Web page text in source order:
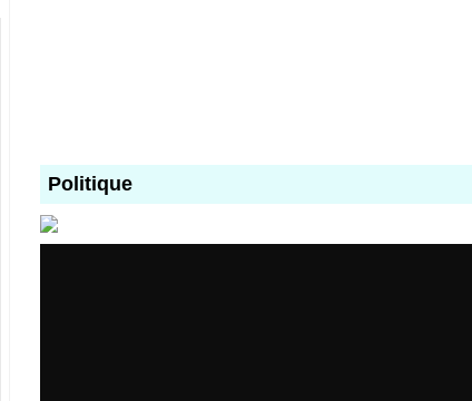
Politique